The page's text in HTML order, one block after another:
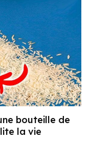
bouteille de
la vie